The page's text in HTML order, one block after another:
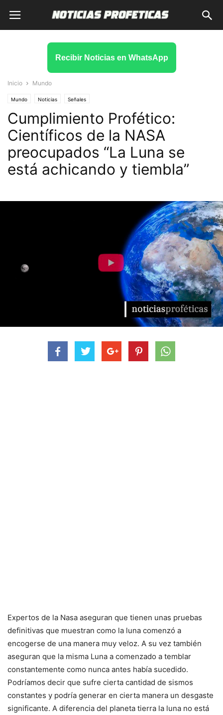
Recibir Noticias en WhatsApp
Inicio Mundo
Mundo Noticias Señales
Cumplimiento Profético:
Científicos de la NASA
preocupados “La Luna se
está achicando y tiembla”
Expertos de la Nasa aseguran que tienen unas pruebas
definitivas que muestran como la luna comenzó a
encogerse de una manera muy veloz. A su vez también
aseguran que la misma Luna a comenzado a temblar
constantemente como nunca antes había sucedido.
Podríamos decir que sufre cierta cantidad de sismos
constantes y podría generar en cierta manera un desgaste
significante. A diferencia del planeta tierra la luna no está